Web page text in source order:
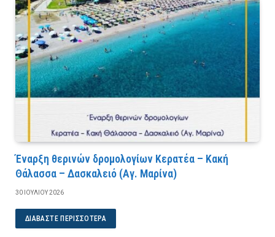
Έναρξη θερινών δρομολογίων Κερατέα – Κακή
Θάλασσα – Δασκαλειό (Αγ. Μαρίνα)
30 ΙΟΥΛΊΟΥ 2026
ΔΙΑΒΆΣΤΕ ΠΕΡΙΣΣΌΤΕΡΑ